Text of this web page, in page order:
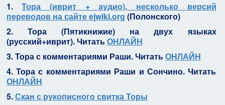
1.Тора (иврит + аудио), несколько версий
переводов на сайте ejwiki.org (Полонского)
2. Тора (Пятикнижие) на двух языках
(русский+иврит). ЧитатьОНЛАЙН
3. Тора с комментариями Раши. ЧитатьОНЛАЙН
4. Тора с комментариями Раши и Сончино. Читать
ОНЛАЙН
5.Скан с рукописного свитка Торы